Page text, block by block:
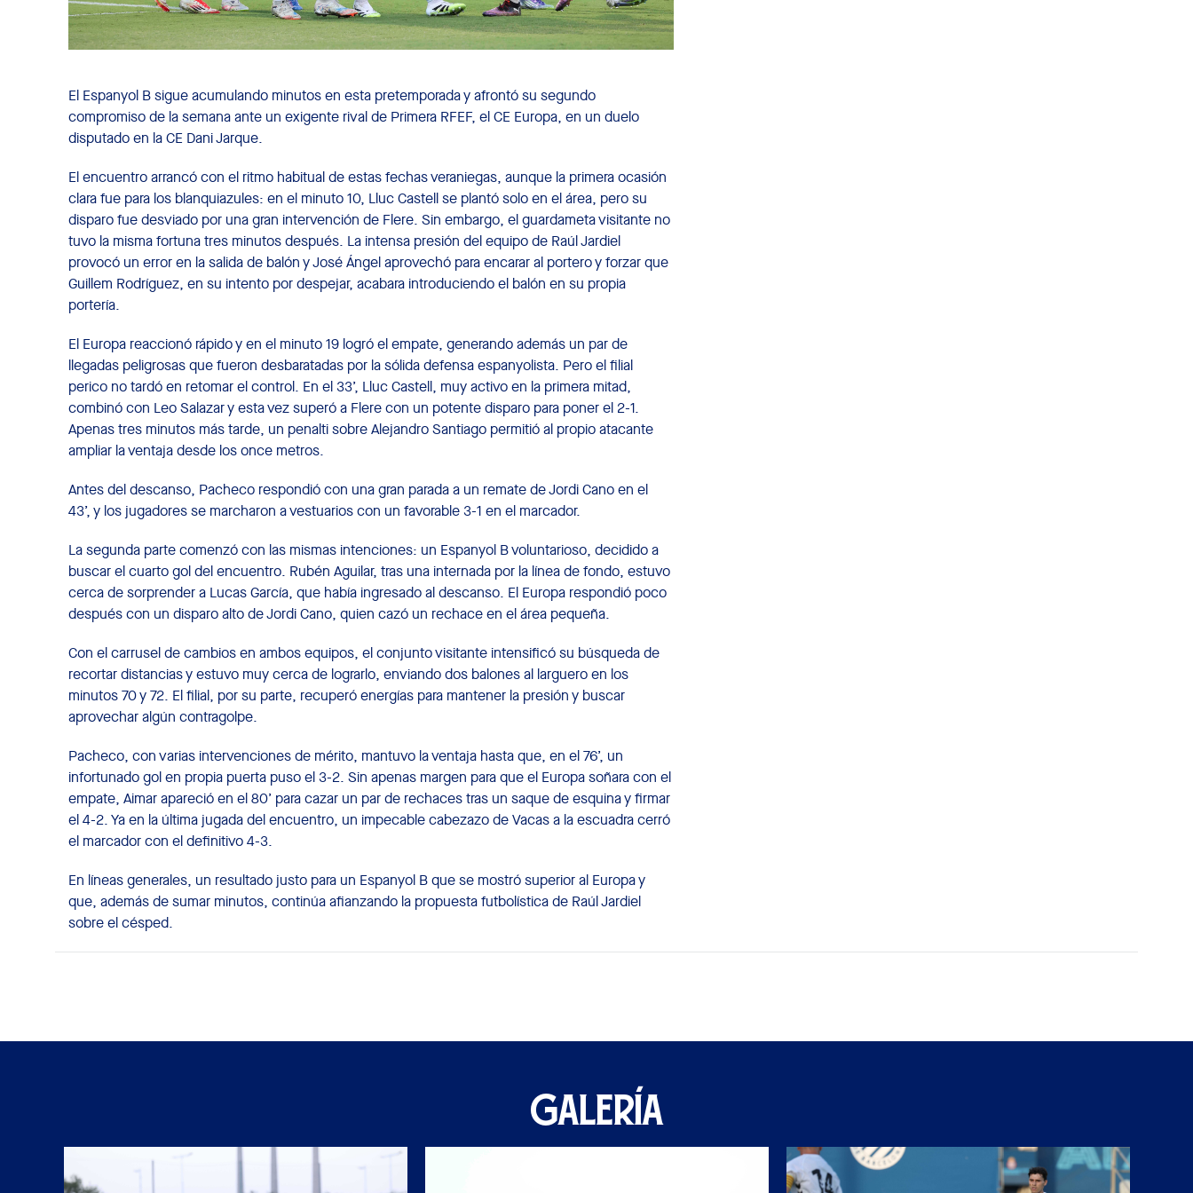
El Espanyol B sigue acumulando minutos en esta pretemporada y afrontó su segundo
compromiso de la semana ante un exigente rival de Primera RFEF, el CE Europa, en un duelo
disputado en la CE Dani Jarque.
El encuentro arrancó con el ritmo habitual de estas fechas veraniegas, aunque la primera ocasión
clara fue para los blanquiazules: en el minuto 10, Lluc Castell se plantó solo en el área, pero su
disparo fue desviado por una gran intervención de Flere. Sin embargo, el guardameta visitante no
tuvo la misma fortuna tres minutos después. La intensa presión del equipo de Raúl Jardiel
provocó un error en la salida de balón y José Ángel aprovechó para encarar al portero y forzar que
Guillem Rodríguez, en su intento por despejar, acabara introduciendo el balón en su propia
portería.
El Europa reaccionó rápido y en el minuto 19 logró el empate, generando además un par de
llegadas peligrosas que fueron desbaratadas por la sólida defensa espanyolista. Pero el filial
perico no tardó en retomar el control. En el 33’, Lluc Castell, muy activo en la primera mitad,
combinó con Leo Salazar y esta vez superó a Flere con un potente disparo para poner el 2-1.
Apenas tres minutos más tarde, un penalti sobre Alejandro Santiago permitió al propio atacante
ampliar la ventaja desde los once metros.
Antes del descanso, Pacheco respondió con una gran parada a un remate de Jordi Cano en el
43’, y los jugadores se marcharon a vestuarios con un favorable 3-1 en el marcador.
La segunda parte comenzó con las mismas intenciones: un Espanyol B voluntarioso, decidido a
buscar el cuarto gol del encuentro. Rubén Aguilar, tras una internada por la línea de fondo, estuvo
cerca de sorprender a Lucas García, que había ingresado al descanso. El Europa respondió poco
después con un disparo alto de Jordi Cano, quien cazó un rechace en el área pequeña.
Con el carrusel de cambios en ambos equipos, el conjunto visitante intensificó su búsqueda de
recortar distancias y estuvo muy cerca de lograrlo, enviando dos balones al larguero en los
minutos 70 y 72. El filial, por su parte, recuperó energías para mantener la presión y buscar
aprovechar algún contragolpe.
Pacheco, con varias intervenciones de mérito, mantuvo la ventaja hasta que, en el 76’, un
infortunado gol en propia puerta puso el 3-2. Sin apenas margen para que el Europa soñara con el
empate, Aimar apareció en el 80’ para cazar un par de rechaces tras un saque de esquina y firmar
el 4-2. Ya en la última jugada del encuentro, un impecable cabezazo de Vacas a la escuadra cerró
el marcador con el definitivo 4-3.
En líneas generales, un resultado justo para un Espanyol B que se mostró superior al Europa y
que, además de sumar minutos, continúa afianzando la propuesta futbolística de Raúl Jardiel
sobre el césped.
GALERÍA